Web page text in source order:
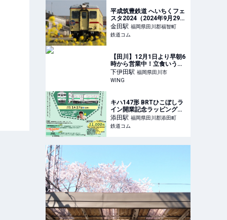
平成筑豊鉄道 へいちくフェ
スタ2024（2024年9月29
日） - 鉄道コム
金田駅 福岡県田川郡福智町
鉄道コム
【田川】12月1日より早朝6
時から営業中！立食いうど
ん屋さんとして生まれ変わ
った「金賞からあげうど
下伊田駅 福岡県田川市
WING
キハ147形 BRTひこぼしラ
イン開業記念ラッピングト
レイン特別ツアー（2024年
1月27日） - 鉄道コム
添田駅 福岡県田川郡添田町
鉄道コム